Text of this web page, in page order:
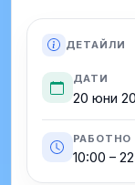
ДЕТАЙЛИ
ДАТИ
20 юни
РАБОТНО
10:00 –